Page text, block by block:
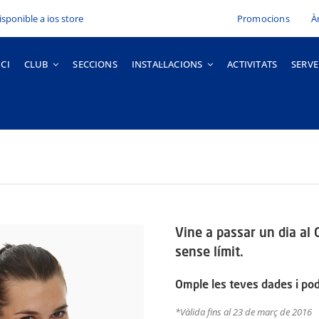
Promocions
CLUB SECCIONS INSTAL·LACIONS ACTIVITATS
Vine a passar un dia al
sense límit.
Omple les teves dades i
*Vàlida fins al 23 de març de 2016